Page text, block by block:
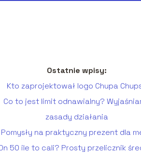
Ostatnie wpisy:
Kto zaprojektował logo Chupa
Co to jest limit odnawialny?
zasady działania
Pomysły na praktyczny prezent dla
50 ile to cali? Prosty przelicznik